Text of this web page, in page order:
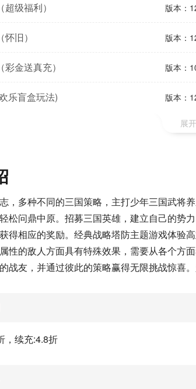
级福利） 版本：
旧） 版本：
金送真充） 版本：
乐盲盒玩法) 版本：
展开
，多种不同的三国策略，主打少年三国武将
松问鼎中原。招募三国英雄，建立自己的势
得相应的奖励。经典战略塔防主题游戏体验
性的敌人方面具有特殊效果，需要从各个方
战友，并通过彼此的策略赢得无限挑战惊喜
，续充:4.8折